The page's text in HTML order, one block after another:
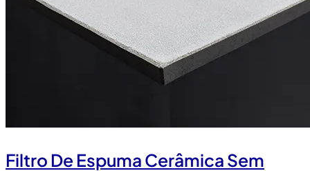
Filtro De Espuma Cerâmica Sem